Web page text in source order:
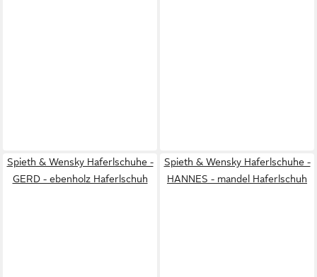
Spieth & Wensky Haferlschuhe -
GERD - ebenholz Haferlschuh
Spieth & Wensky Haferlschuhe -
HANNES - mandel Haferlschuh